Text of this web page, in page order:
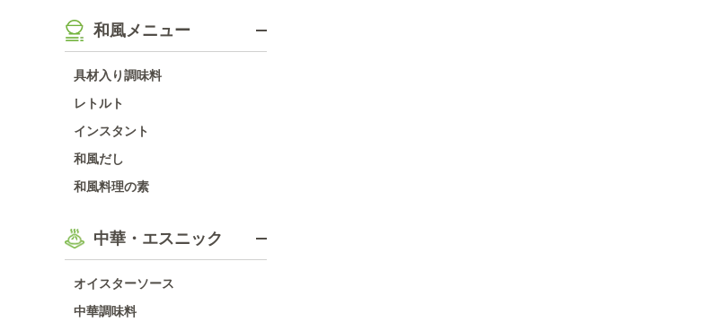
和風メニュー
具材入り調味料
レトルト
インスタント
和風だし
和風料理の素
中華・エスニック
オイスターソース
中華調味料